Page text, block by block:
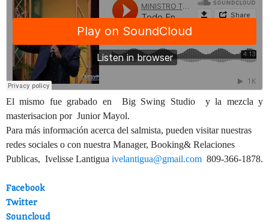
El mismo fue grabado en Big Swing Studio y la mezcla y
masterisacion por Junior Mayol.
Para más información acerca del salmista, pueden visitar nuestras
redes sociales o con nuestra Manager, Booking& Relaciones
Publicas, Ivelisse Lantigua ivelantigua@gmail.com 809-366-1878.
Facebook
Twitter
Souncloud